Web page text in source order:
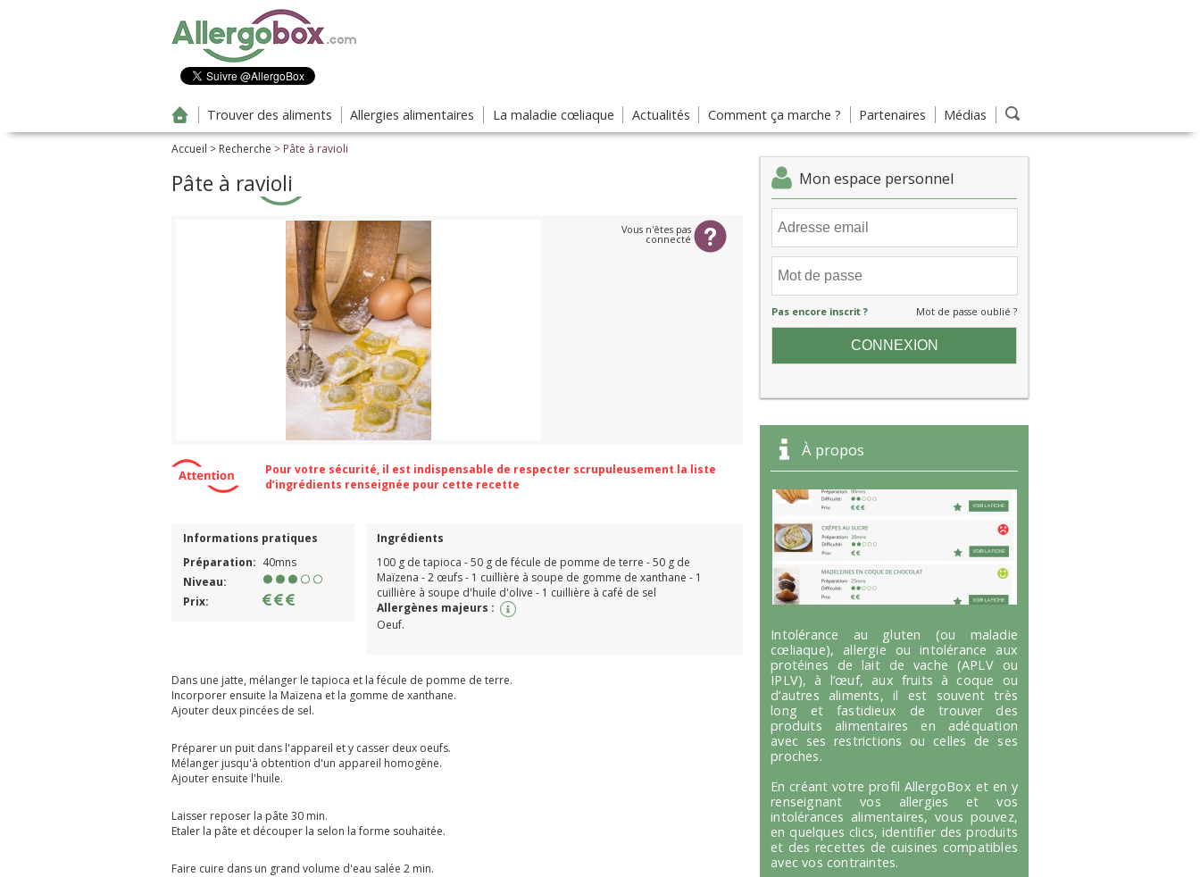
Trouver des aliments Allergies alimentaires La maladie cœliaque Actualités Comment ça marche ? Partenaires Médias
Accueil > Recherche > Pâte à ravioli
Mon espace personnel
Pas encore inscrit ? Mot de passe oublié ?
À propos
Intolérance au gluten (ou maladie
cœliaque), allergie ou intolérance aux
protéines de lait de vache (APLV ou
IPLV), à l’œuf, aux fruits à coque ou
d’autres aliments, il est souvent très
long et fastidieux de trouver des
produits alimentaires en adéquation
avec ses restrictions ou celles de ses
proches.
En créant votre profil AllergoBox et en y
renseignant vos allergies et vos
intolérances alimentaires, vous pouvez,
en quelques clics, identifier des produits
et des recettes de cuisines compatibles
avec vos contraintes.
Pâte à ravioli
Vous n'êtes pas
connecté
Pour votre sécurité, il est indispensable de respecter scrupuleusement la liste
d’ingrédients renseignée pour cette recette
Informations pratiques
Préparation: 40mns
Niveau:
Prix:
Ingrédients
100 g de tapioca - 50 g de fécule de pomme de terre - 50 g de
Maïzena - 2 œufs - 1 cuillière à soupe de gomme de xanthane - 1
cuillière à soupe d'huile d'olive - 1 cuillière à café de sel
Allergènes majeurs :
Oeuf.
Dans une jatte, mélanger le tapioca et la fécule de pomme de terre.
Incorporer ensuite la Maïzena et la gomme de xanthane.
Ajouter deux pincées de sel.
Préparer un puit dans l'appareil et y casser deux oeufs.
Mélanger jusqu'à obtention d'un appareil homogène.
Ajouter ensuite l'huile.
Laisser reposer la pâte 30 min.
Etaler la pâte et découper la selon la forme souhaitée.
Faire cuire dans un grand volume d'eau salée 2 min.